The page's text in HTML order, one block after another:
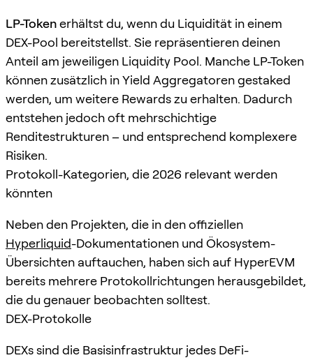
LP-Tokenerhältst du, wenn du Liquidität in einem
DEX-Pool bereitstellst. Sie repräsentieren deinen
Anteil am jeweiligen Liquidity Pool. Manche LP-Token
können zusätzlich in Yield Aggregatoren gestaked
werden, um weitere Rewards zu erhalten. Dadurch
entstehen jedoch oft mehrschichtige
Renditestrukturen – und entsprechend komplexere
Risiken.
Protokoll-Kategorien, die 2026 relevant werden
könnten
Neben den Projekten, die in den offiziellen
Hyperliquid-Dokumentationen und Ökosystem-
Übersichten auftauchen, haben sich auf HyperEVM
bereits mehrere Protokollrichtungen herausgebildet,
die du genauer beobachten solltest.
DEX-Protokolle
DEXs sind die Basisinfrastruktur jedes DeFi-